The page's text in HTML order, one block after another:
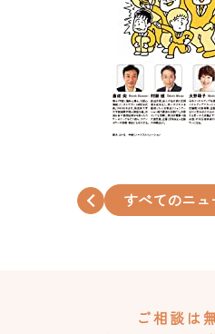
すべてのニュ
ご相談は